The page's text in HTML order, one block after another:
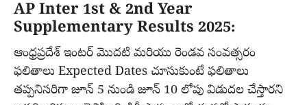
AP Inter 1st & 2nd Year
Supplementary Results 2025:
ఆంధ్రప్రదేశ్ ఇంటర్ మొదటి మరియు రెండవ సంవత్సరం
ఫలితాలు Expected Dates చూసుకుంటే ఫలితాలు
తప్పనిసరిగా జూన్ 5 నుండి జూన్ 10 లోపు విడుదల చేస్తారని